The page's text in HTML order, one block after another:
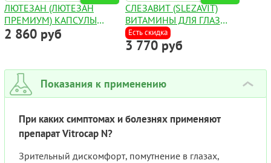
ЛЮТЕЗАН (ЛЮТЕЗАН
ПРЕМИУМ) КАПСУЛЫ
№60
2 860 руб
СЛЕЗАВИТ (SLEZAVIT)
ВИТАМИНЫ ДЛЯ ГЛАЗ
КАПС. №30
Есть скидка
3 770 руб
Показания к применению ›
При каких симптомах и болезнях применяют
препарат Vitrocap N?
Зрительный дискомфорт, помутнение в глазах,